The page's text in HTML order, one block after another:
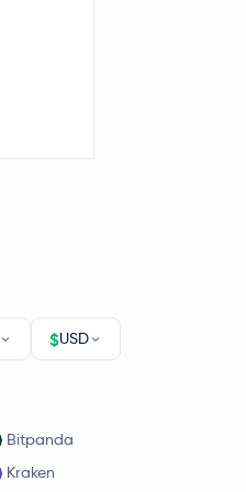
$USD
Bitpanda
Kraken